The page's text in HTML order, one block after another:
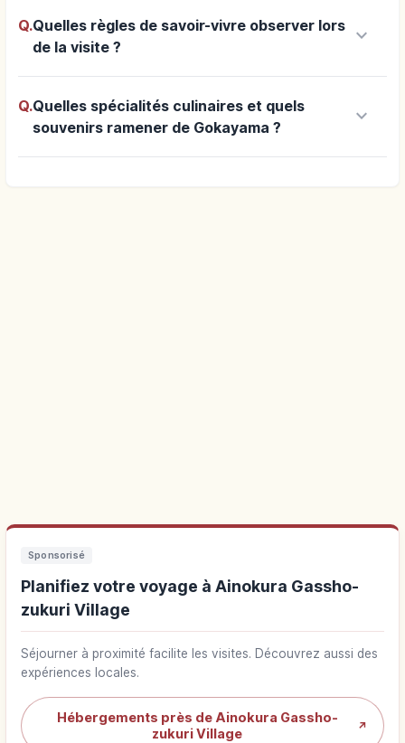
Q.Quelles règles de savoir-vivre observer lors
de la visite ?
keyboard_arrow_down
Q.Quelles spécialités culinaires et quels
souvenirs ramener de Gokayama ?
keyboard_arrow_down
Sponsorisé
Planifiez votre voyage à Ainokura Gassho-
zukuri Village
Séjourner à proximité facilite les visites. Découvrez aussi des
expériences locales.
Hébergements près de Ainokura Gassho-
zukuri Village
↗